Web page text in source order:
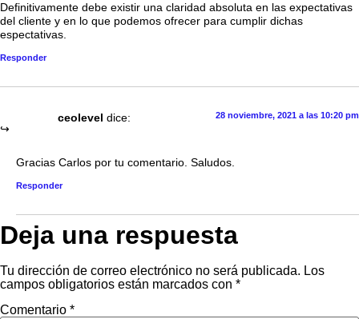
Definitivamente debe existir una claridad absoluta en las expectativas
del cliente y en lo que podemos ofrecer para cumplir dichas
espectativas.
Responder
ceolevel dice: 28 noviembre, 2021 a las 10:20 pm
Gracias Carlos por tu comentario. Saludos.
Responder
Deja una respuesta
Tu dirección de correo electrónico no será publicada. Los
campos obligatorios están marcados con *
Comentario *